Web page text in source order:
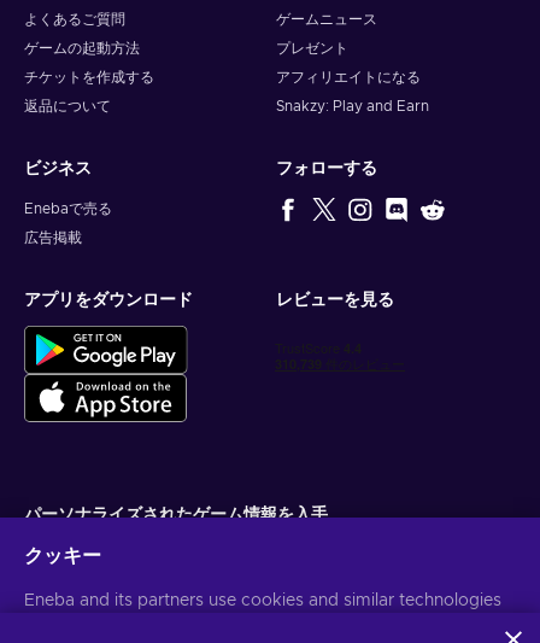
よくあるご質問
ゲームの起動方法
チケットを作成する
返品について
ゲームニュース
プレゼント
アフィリエイトになる
Snakzy: Play and Earn
ビジネス
Enebaで売る
広告掲載
フォローする
アプリをダウンロード レビューを見る
パーソナライズされたゲーム情報を入手
配信停止はいつでも可能です。詳しくは個人情報保護方針をご覧くださ
クッキー
Eneba and its partners use cookies and similar technologies